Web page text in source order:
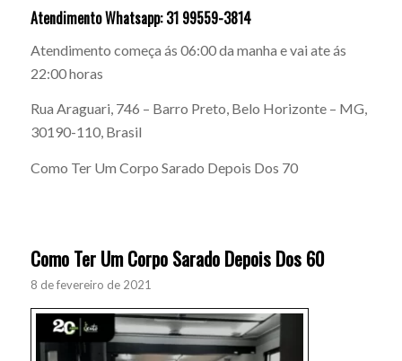
Atendimento Whatsapp: 31 99559-3814
Atendimento começa ás 06:00 da manha e vai ate ás
22:00 horas
Rua Araguari, 746 – Barro Preto, Belo Horizonte – MG,
30190-110, Brasil
Como Ter Um Corpo Sarado Depois Dos 70
Como Ter Um Corpo Sarado Depois Dos 60
8 de fevereiro de 2021